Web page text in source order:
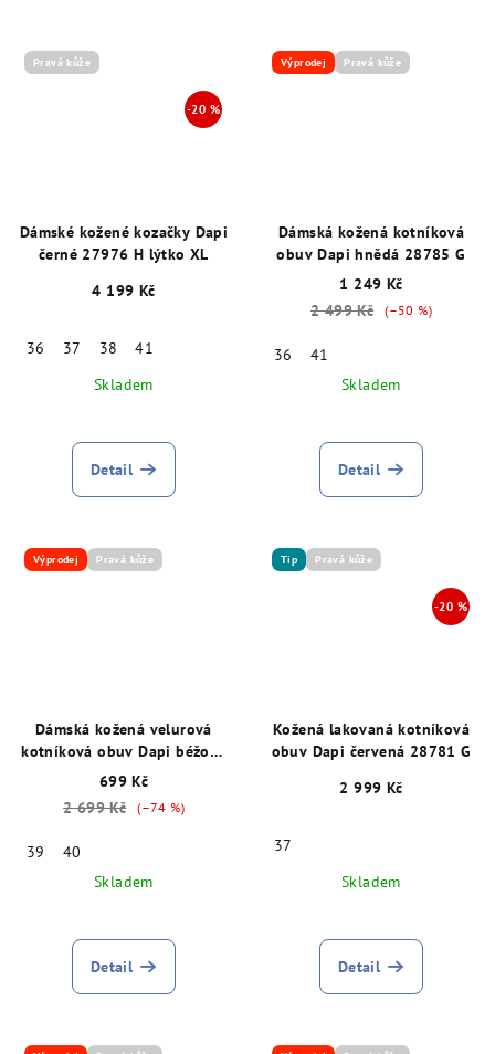
Pravá kůže
Dámské kožené kozačky Dapi
černé 27976 H lýtko XL
4 199 Kč
36 37 38
41
Skladem
Detail
Výprodej Pravá kůže
Dámská kožená kotníková
obuv Dapi hnědá 28785 G
1 249 Kč
2 499 Kč
(–50 %)
36
41
Skladem
Detail
Výprodej Pravá kůže
Dámská kožená velurová
kotníková obuv Dapi béžová
28782 G
699 Kč
2 699 Kč
(–74 %)
39
40
Skladem
Detail
Tip Pravá kůže
Kožená lakovaná kotníková
obuv Dapi červená 28781 G
2 999 Kč
37
Skladem
Detail